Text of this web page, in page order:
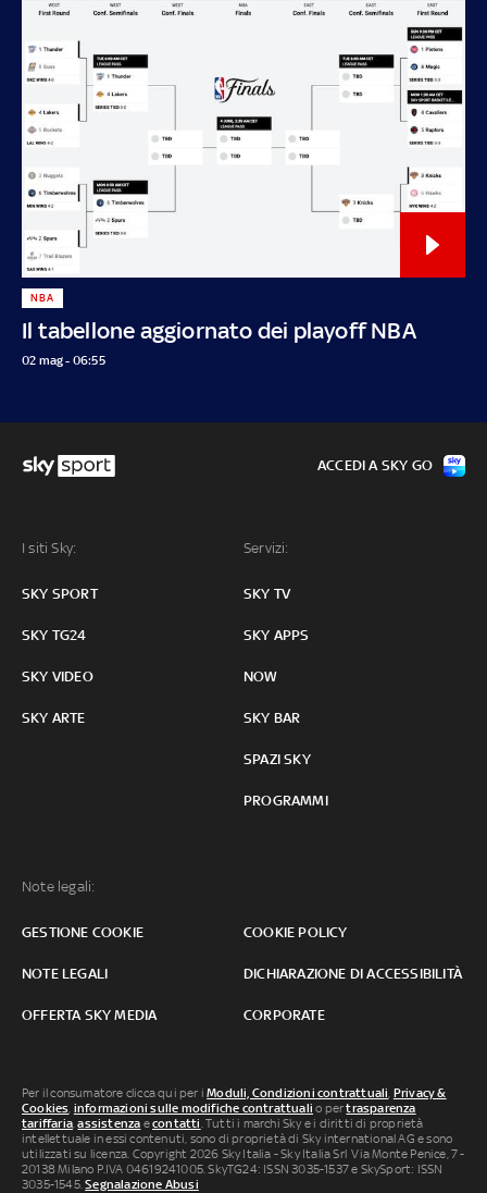
Il tabellone aggiornato dei playoff NBA
NBA
02 mag - 06:55
I siti Sky:
SKY SPORT
SKY TG24
SKY VIDEO
SKY ARTE
Servizi:
SKY TV
SKY APPS
NOW
SKY BAR
SPAZI SKY
PROGRAMMI
Note legali:
GESTIONE COOKIE COOKIE POLICY
NOTE LEGALI DICHIARAZIONE DI ACCESSIBILITÀ
OFFERTA SKY MEDIA CORPORATE
ACCEDI A SKY GO
Per il consumatore clicca qui per iModuli, Condizioni contrattuali Privacy &
Cookies informazioni sulle modifiche contrattuali o pertrasparenza
tariffaria ,assistenza econtatti . Tutti i marchi Sky e i diritti di proprietà
intellettuale in essi contenuti, sono di proprietà di Sky international AG e sono
utilizzati su licenza. Copyright 2026 Sky Italia - Sky Italia Srl Via Monte Penice, 7 -
20138 Milano P.IVA 04619241005. SkyTG24: ISSN 3035-1537 e SkySport: ISSN
3035-1545.Segnalazione Abusi